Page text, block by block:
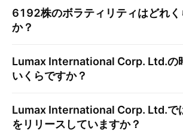
6192株のボラティリティはどれ
か？
Lumax International Corp. Ltd.の
いくらですか？
Lumax International Corp. Ltd.で
をリリースしていますか？